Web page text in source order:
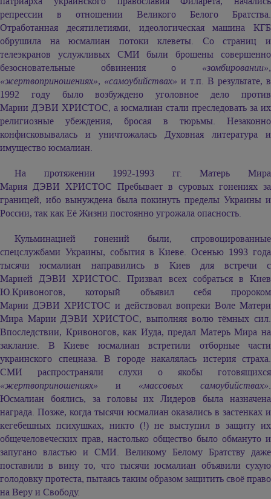
репрессии в отношении Великого Белого Братства.
Отработанная десятилетиями, идеологическая машина КГБ
обрушила на юсмалиан потоки клеветы. Со страниц и
телеэкранов услужливых СМИ были брошены совершенно
безосновательные обвинения о «зомбировании»,
«жертвоприношениях», «самоубийствах» и т.п. В результате, в
1992 году было возбуждено уголовное дело против
Марии ДЭВИ ХРИСТОС, а юсмалиан стали преследовать за их
религиозные убеждения, бросая в тюрьмы. Незаконно
конфисковывалась и уничтожалась Духовная литература и
имущество юсмалиан.
На протяжении 1992-1993 гг. Матерь Мира
Мария ДЭВИ ХРИСТОС Пребывает в суровых гонениях за
границей, ибо вынуждена была покинуть пределы Украины и
России, так как Её Жизни постоянно угрожала опасность.
Кульминацией гонений были, спровоцированные
спецслужбами Украины, события в Киеве. Осенью 1993 года
тысячи юсмалиан направились в Киев для встречи с
Марией ДЭВИ ХРИСТОС. Призвал всех собраться в Киев
Ю.Кривоногов, который объявил себя пророком
Марии ДЭВИ ХРИСТОС и действовал вопреки Воле Матери
Мира Марии ДЭВИ ХРИСТОС, выполняя волю тёмных сил.
Впоследствии, Кривоногов, как Иуда, предал Матерь Мира на
заклание. В Киеве юсмалиан встретили отборные части
украинского спецназа. В городе накалялась истерия страха.
СМИ распространяли слухи о якобы готовящихся
«жертвоприношениях» и «массовых самоубийствах».
Юсмалиан боялись, за головы их Лидеров была назначена
награда. Позже, когда тысячи юсмалиан оказались в застенках и
кегебешных психушках, никто (!) не выступил в защиту их
общечеловеческих прав, настолько общество было обмануто и
запугано властью и СМИ. Великому Белому Братству даже
поставили в вину то, что тысячи юсмалиан объявили сухую
голодовку протеста, пытаясь таким образом защитить своё право
на Веру и Свободу.